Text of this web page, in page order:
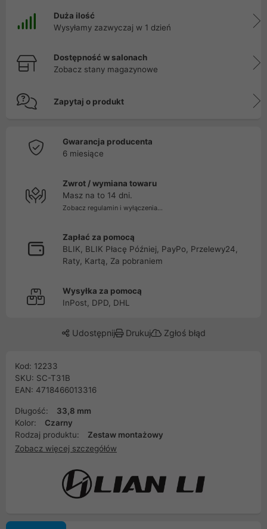
Duża ilość
Wysyłamy zazwyczaj w 1 dzień
Dostępność w salonach
Zobacz stany magazynowe
Zapytaj o produkt
Gwarancja producenta
6 miesiące
Zwrot / wymiana towaru
Masz na to 14 dni.
Zobacz regulamin i wyłączenia...
Zapłać za pomocą
BLIK, BLIK Płacę Później, PayPo, Przelewy24,
Raty, Kartą, Za pobraniem
Wysyłka za pomocą
InPost, DPD, DHL
Udostępnij Drukuj Zgłoś błąd
Kod: 12233
SKU: SC-T31B
EAN: 4718466013316
Długość:
33,8 mm
Kolor:
Czarny
Rodzaj produktu:
Zestaw montażowy
Zobacz więcej szczegółów